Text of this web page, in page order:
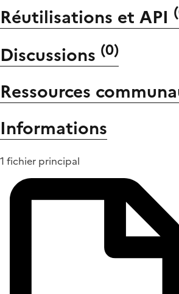
Réutilisations et API (
Discussions (0)
Ressources
Informations
1 fichier principal